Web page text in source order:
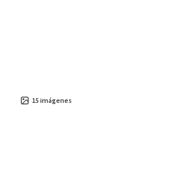
15 imágenes